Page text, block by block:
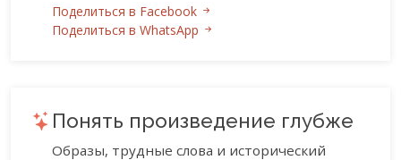
Поделиться в Facebook
Поделиться в WhatsApp
Понять произведение глубже
Образы, трудные слова и исторический